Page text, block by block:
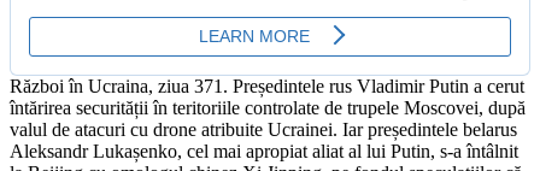
Război în Ucraina, ziua 371. Președintele rus Vladimir Putin a cerut
întărirea securității în teritoriile controlate de trupele Moscovei, după
valul de atacuri cu drone atribuite Ucrainei. Iar președintele belarus
Aleksandr Lukașenko, cel mai apropiat aliat al lui Putin, s-a întâlnit